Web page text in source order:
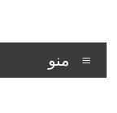
محتوا
برین
برق
منو